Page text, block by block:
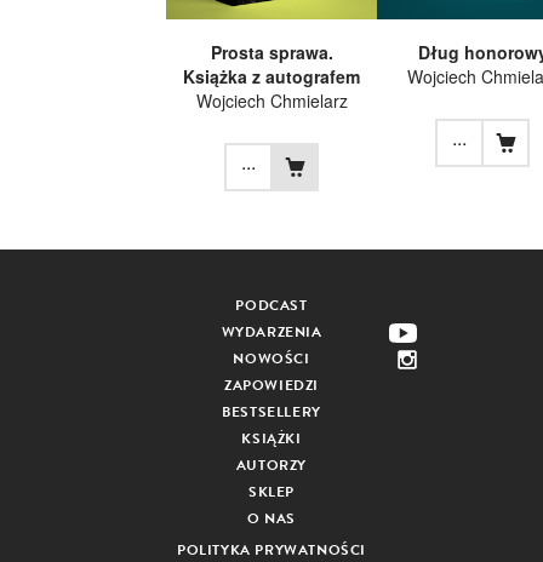
Prosta sprawa.
Książka z autografem
Wojciech Chmielarz
...
Dług
Wojciech
...
PODCAST
WYDARZENIA
NOWOŚCI
ZAPOWIEDZI
BESTSELLERY
KSIĄŻKI
AUTORZY
SKLEP
O NAS
POLITYKA PRYWATNOŚCI